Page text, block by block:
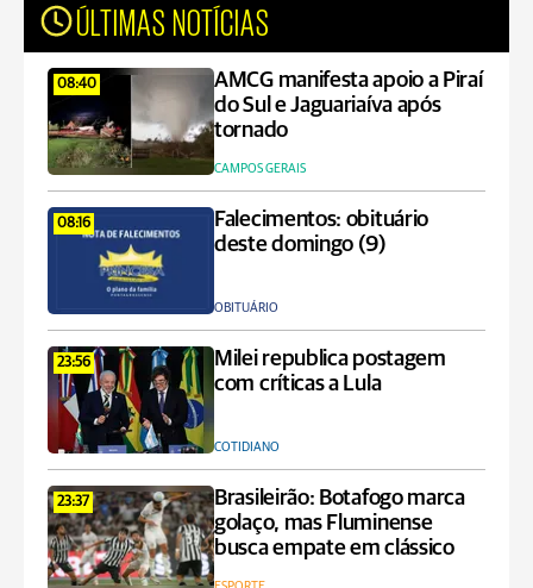
ÚLTIMAS NOTÍCIAS
08:40
AMCG manifesta apoio a Piraí
do Sul e Jaguariaíva após
tornado
CAMPOS GERAIS
08:16
Falecimentos: obituário
deste domingo (9)
OBITUÁRIO
23:56
Milei republica postagem
com críticas a Lula
COTIDIANO
23:37
Brasileirão: Botafogo marca
golaço, mas Fluminense
busca empate em clássico